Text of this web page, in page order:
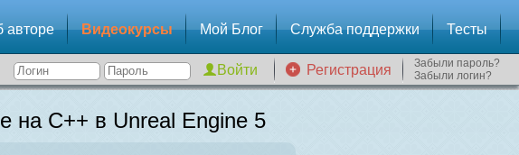
авторе Видеокурсы Мой Блог Служба поддержки Тесты
Регистрация
Забыли пароль?
Забыли логин?
на C++ в Unreal Engine 5